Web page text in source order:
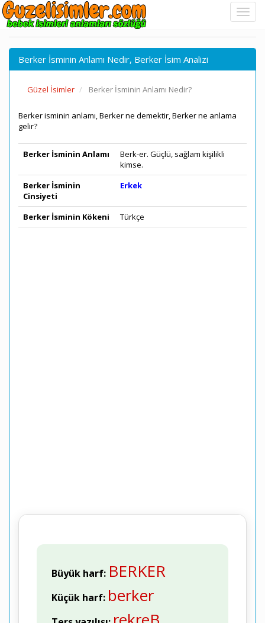
Berker İsminin Anlamı Nedir, Berker İsim Analizi
Güzel İsimler Berker İsminin Anlamı Nedir?
Berker isminin anlamı, Berker ne demektir, Berker ne anlama
gelir?
Berker İsminin Anlamı
Berk-er. Güçlü, sağlam kişilikli
kimse.
Berker İsminin
Cinsiyeti
Erkek
Berker İsminin Kökeni Türkçe
Büyük harf: BERKER
Küçük harf: berker